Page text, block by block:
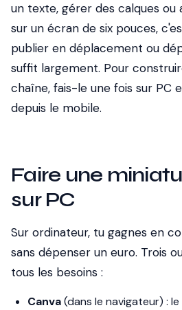
un texte, gérer des calques ou
sur un écran de six pouces,
publier en déplacement ou
suffit largement. Pour
chaîne, fais-le une fois sur PC
depuis le mobile.
Faire une
sur PC
Sur ordinateur, tu gagnes en
sans dépenser un euro. Trois
tous les besoins :
Canva(dans le navigateur) :